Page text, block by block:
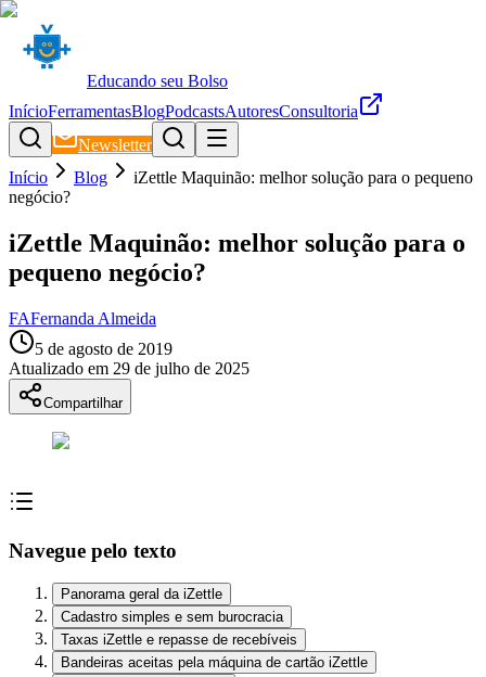
Educando seu Bolso
InícioFerramentasBlogPodcastsAutoresConsultoria
Newsletter
Início
Blog
iZettle Maquinão: melhor solução para o pequeno
negócio?
iZettle Maquinão: melhor solução para o
pequeno negócio?
FAFernanda Almeida
5 de agosto de 2019
Atualizado em 29 de julho de 2025
Compartilhar
Navegue pelo texto
Panorama geral da iZettle
Cadastro simples e sem burocracia
Taxas iZettle e repasse de recebíveis
Bandeiras aceitas pela máquina de cartão iZettle